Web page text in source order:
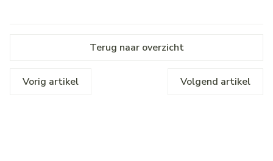
Terug naar overzicht
Vorig artikel Volgend artikel